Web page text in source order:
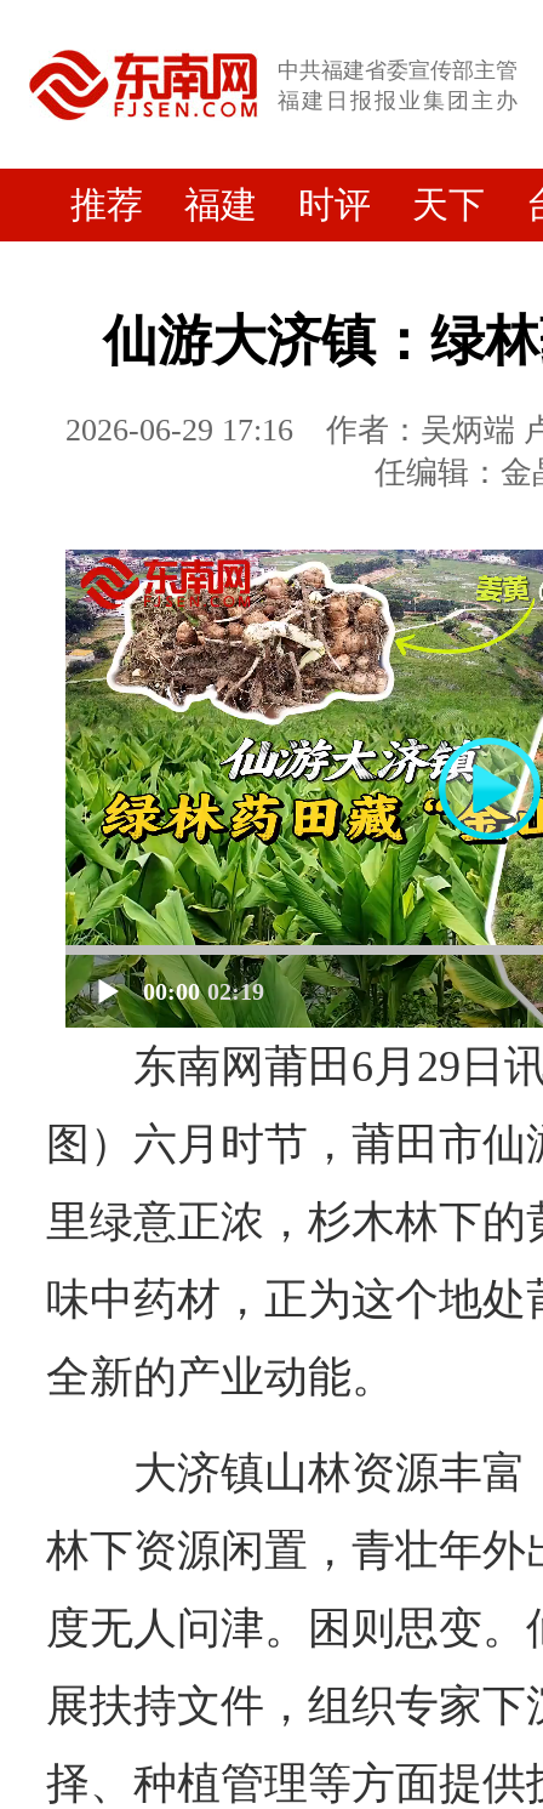
中共福建省委宣传部主管
福建日报报业集团主办
推荐 福建 时评 天下
仙游大济镇：绿
2026-06-29 17:16
作者：吴炳端
任编辑：金
00:00 02:19
东南网莆田6月29日
图）六月时节，莆田市
里绿意正浓，杉木林下
味中药材，正为这个地
全新的产业动能。
大济镇山林资源丰
林下资源闲置，青壮年
度无人问津。困则思变
展扶持文件，组织专家
择、种植管理等方面提